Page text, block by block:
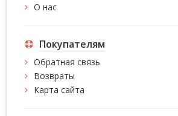
О нас
Покупателям
Обратная связь
Возвраты
Карта сайта